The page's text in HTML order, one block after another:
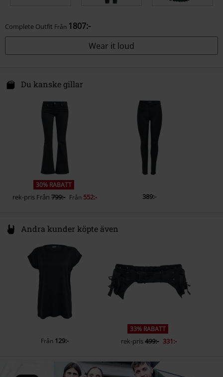
Complete Outfit Från 1807:-
Wear it loud
Du kanske gillar
30% RABATT
rek-pris Från799:- Från 552:- 389:-
Andra kunder köpte även
Från 129:-
33% RABATT
rek-pris499:- 331:-